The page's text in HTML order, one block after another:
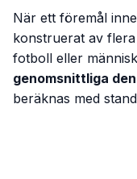
När ett föremål
konstruerat av
fotboll eller
genomsnittliga
beräknas med